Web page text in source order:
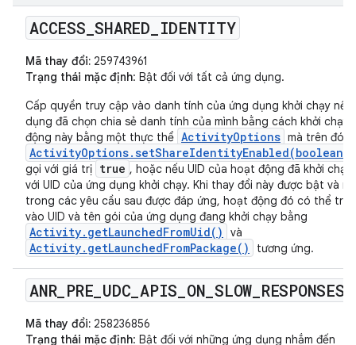
ACCESS _SHARED IDENTITY
Mã thay đổi: 259743961
Trạng thái mặc định: Bật đối với tất cả ứng dụng.
Cấp quyền truy cập vào danh tính của ứng dụng khởi chạy nếu
dụng đã chọn chia sẻ danh tính của mình bằng cách khởi chạy
động này bằng một thực thể ActivityOptions mà trên đó
ActivityOptions.setShareIdentityEnabled(boolean)
gọi với giá trị true , hoặc nếu UID của hoạt động đã khởi chạy
với UID của ứng dụng khởi chạy. Khi thay đổi này được bật và
trong các yêu cầu sau được đáp ứng, hoạt động đó có thể
vào UID và tên gói của ứng dụng đang khởi chạy bằng
Activity.getLaunchedFromUid() và
Activity.getLaunchedFromPackage() tương ứng.
ANR_ PRE UDC APIS ON SLOW RESPONSES
Mã thay đổi: 258236856
Trạng thái mặc định: Bật đối với những ứng dụng nhắm đến